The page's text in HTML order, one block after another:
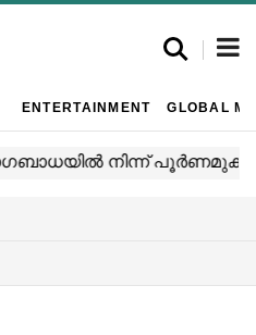
ENTERTAINMENT GLOBAL